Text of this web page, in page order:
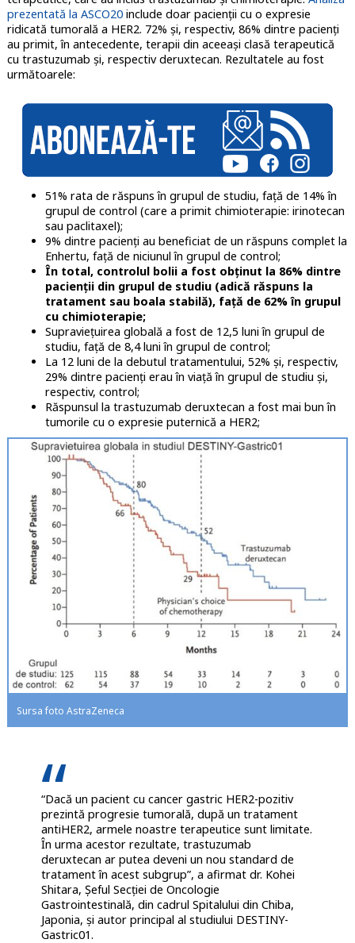
prezentată la ASCO20include doar pacienții cu o expresie
ridicată tumorală a HER2. 72% și, respectiv, 86% dintre pacienți
au primit, în antecedente, terapii din aceeași clasă terapeutică
cu trastuzumab și, respectiv deruxtecan. Rezultatele au fost
următoarele:
51% rata de răspuns în grupul de studiu, față de 14% în
grupul de control (care a primit chimioterapie: irinotecan
sau paclitaxel);
9% dintre pacienți au beneficiat de un răspuns complet la
Enhertu, față de niciunul în grupul de control;
În total, controlul bolii a fost obținut la 86% dintre
pacienții din grupul de studiu (adică răspuns la
tratament sau boala stabilă), față de 62% în grupul
cu chimioterapie;
Supraviețuirea globală a fost de 12,5 luni în grupul de
studiu, față de 8,4 luni în grupul de control;
La 12 luni de la debutul tratamentului, 52% și, respectiv,
29% dintre pacienți erau în viață în grupul de studiu și,
respectiv, control;
Răspunsul la trastuzumab deruxtecan a fost mai bun în
tumorile cu o expresie puternică a HER2;
Sursa foto AstraZeneca
“Dacă un pacient cu cancer gastric HER2-pozitiv
prezintă progresie tumorală, după un tratament
antiHER2, armele noastre terapeutice sunt limitate.
În urma acestor rezultate, trastuzumab
deruxtecan ar putea deveni un nou standard de
tratament în acest subgrup”, a afirmat dr. Kohei
Shitara, Șeful Secției de Oncologie
Gastrointestinală, din cadrul Spitalului din Chiba,
Japonia, și autor principal al studiului DESTINY-
Gastric01.